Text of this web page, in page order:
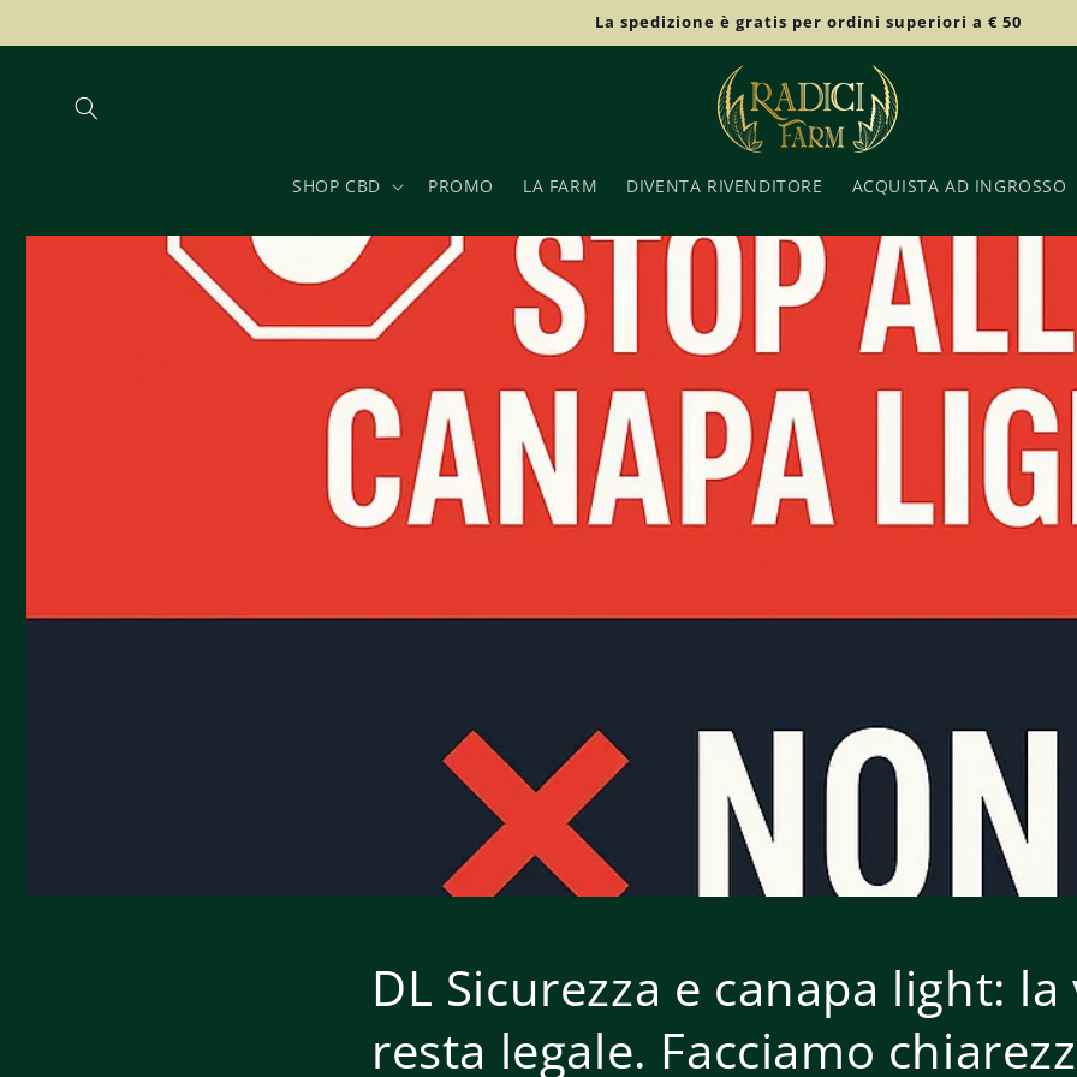
ai contenuti
La spedizione è gratis per ordini superiori a € 50
SHOP CBD PROMO LA FARM DIVENTA RIVENDITORE ACQUISTA AD INGROSSO
DL Sicurezza e canapa light:
resta legale. Facciamo